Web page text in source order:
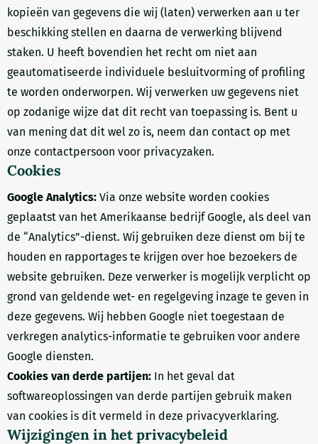
kopieën van gegevens die wij (laten) verwerken aan u ter
beschikking stellen en daarna de verwerking blijvend
staken. U heeft bovendien het recht om niet aan
geautomatiseerde individuele besluitvorming of profiling
te worden onderworpen. Wij verwerken uw gegevens niet
op zodanige wijze dat dit recht van toepassing is. Bent u
van mening dat dit wel zo is, neem dan contact op met
onze contactpersoon voor privacyzaken.
Cookies
Google Analytics: Via onze website worden cookies
geplaatst van het Amerikaanse bedrijf Google, als deel van
de “Analytics”-dienst. Wij gebruiken deze dienst om bij te
houden en rapportages te krijgen over hoe bezoekers de
website gebruiken. Deze verwerker is mogelijk verplicht op
grond van geldende wet- en regelgeving inzage te geven in
deze gegevens. Wij hebben Google niet toegestaan de
verkregen analytics-informatie te gebruiken voor andere
Google diensten.
Cookies van derde partijen: In het geval dat
softwareoplossingen van derde partijen gebruik maken
van cookies is dit vermeld in deze privacyverklaring.
Wijzigingen in het privacybeleid